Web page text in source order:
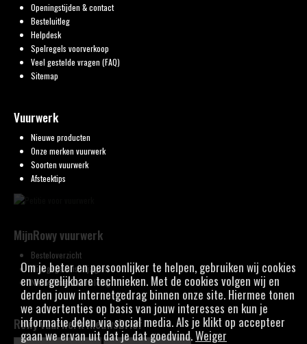
Openingstijden & contact
Besteluitleg
Helpdesk
Spelregels voorverkoop
Veel gestelde vragen (FAQ)
Sitemap
Vuurwerk
Nieuwe producten
Onze merken vuurwerk
Soorten vuurwerk
Afsteektips
MijnRowy vuurwerk
Besteloverzicht
Mijn gegevens wijzigen
Nieuwsbrief aanmelding
Rowy vuurwerk Nieuwsbrief
Om je beter en persoonlijker te helpen, gebruiken wij cookies
en vergelijkbare technieken. Met de cookies volgen wij en
derden jouw internetgedrag binnen onze site. Hiermee tonen
we advertenties op basis van jouw interesses en kun je
informatie delen via social media. Als je klikt op accepteer
gaan we ervan uit dat je dat goedvind.Weiger